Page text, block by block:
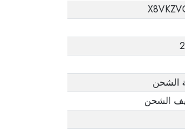
وأن المنتج في عبوته
الأصلية. لاحظ أنه لا
يمكن إرجاع المنتجات
الإلكترونية في حالة
الشحن
الشحن